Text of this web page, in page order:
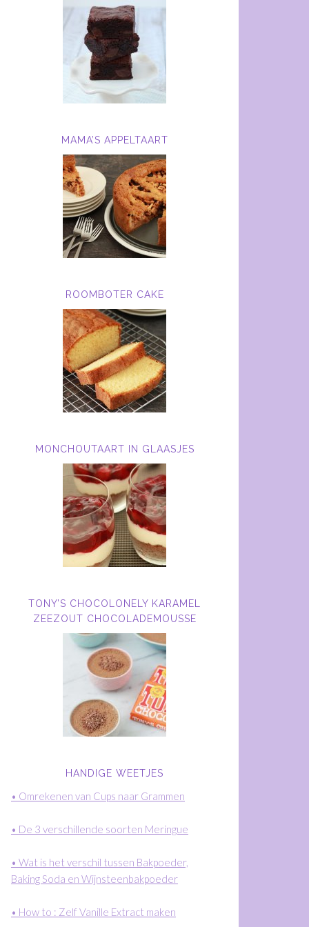
MAMA’S APPELTAART
ROOMBOTER CAKE
MONCHOUTAART IN GLAASJES
TONY’S CHOCOLONELY KARAMEL
ZEEZOUT CHOCOLADEMOUSSE
HANDIGE WEETJES
• Omrekenen van Cups naar Grammen
• De 3 verschillende soorten Meringue
• Wat is het verschil tussen Bakpoeder,
Baking Soda en Wijnsteenbakpoeder
• How to : Zelf Vanille Extract maken